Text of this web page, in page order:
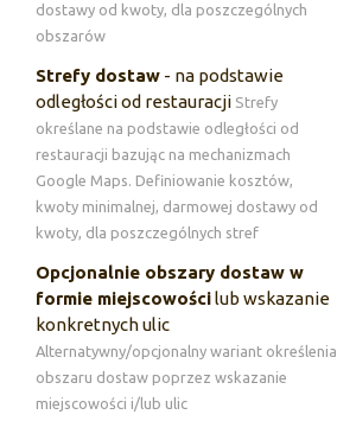
dostawy od kwoty, dla poszczególnych
obszarów
Strefy dostaw - na podstawie
odległości od restauracji Strefy
określane na podstawie odległości od
restauracji bazując na mechanizmach
Google Maps. Definiowanie kosztów,
kwoty minimalnej, darmowej dostawy od
kwoty, dla poszczególnych stref
Opcjonalnie obszary dostaw w
formie miejscowościlub wskazanie
konkretnych ulic
Alternatywny/opcjonalny wariant określenia
obszaru dostaw poprzez wskazanie
miejscowości i/lub ulic